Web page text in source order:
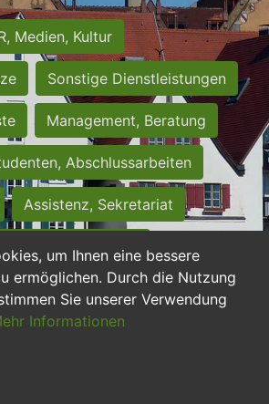
um Ihnen eine bessere
ermöglichen. Durch die Nutzung
Sie unserer Verwendung
Informationen
Medien, Kultur
Sonstige Dienstleistungen
Management, Beratung
Abschlussarbeiten
Assistenz, Sekretariat
und Nebenjobs
Materialwirtschaft
duale Ausbildung